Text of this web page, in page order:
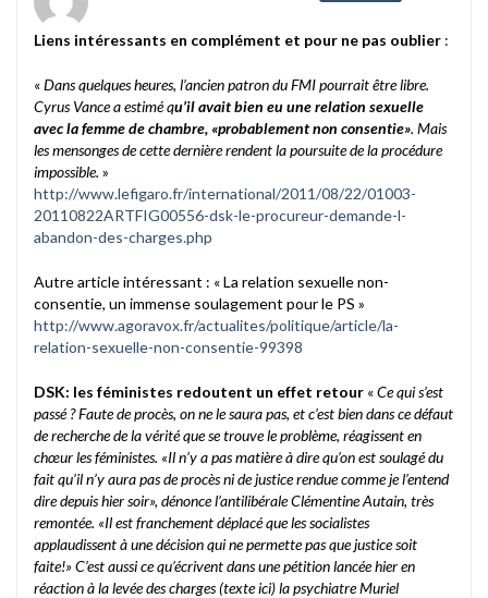
Liens intéressants en complément et pour ne pas oublier :
«Dans quelques heures, l’ancien patron du FMI pourrait être libre.
Cyrus Vance a estimé qu’il avait bien eu une relation sexuelle
avec la femme de chambre, «probablement non consentie». Mais
les mensonges de cette dernière rendent la poursuite de la procédure
impossible. »
http://www.lefigaro.fr/international/2011/08/22/01003-
20110822ARTFIG00556-dsk-le-procureur-demande-l-
abandon-des-charges.php
Autre article intéressant : « La relation sexuelle non-
consentie, un immense soulagement pour le PS »
http://www.agoravox.fr/actualites/politique/article/la-
relation-sexuelle-non-consentie-99398
DSK: les féministes redoutent un effet retour «Ce qui s’est
passé ? Faute de procès, on ne le saura pas, et c’est bien dans ce défaut
de recherche de la vérité que se trouve le problème, réagissent en
chœur les féministes. «Il n’y a pas matière à dire qu’on est soulagé du
fait qu’il n’y aura pas de procès ni de justice rendue comme je l’entend
dire depuis hier soir», dénonce l’antilibérale Clémentine Autain, très
remontée. «Il est franchement déplacé que les socialistes
applaudissent à une décision qui ne permette pas que justice soit
faite!» C’est aussi ce qu’écrivent dans une pétition lancée hier en
réaction à la levée des charges (texte ici) la psychiatre Muriel